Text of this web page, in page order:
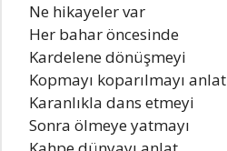
Ne hikayeler var
Her bahar öncesinde
Kardelene dönüşmeyi
Kopmayı koparılmayı anlat
Karanlıkla dans etmeyi
Sonra ölmeye yatmayı